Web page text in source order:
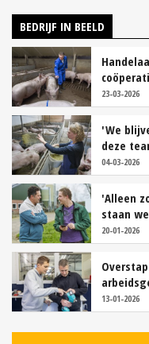
BEDRIJF IN BEELD
23-03-2026
'We
deze
04-03-2026
'Alleen
staan
20-01-2026
13-01-2026